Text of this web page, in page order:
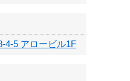
4-5 アロービル1F